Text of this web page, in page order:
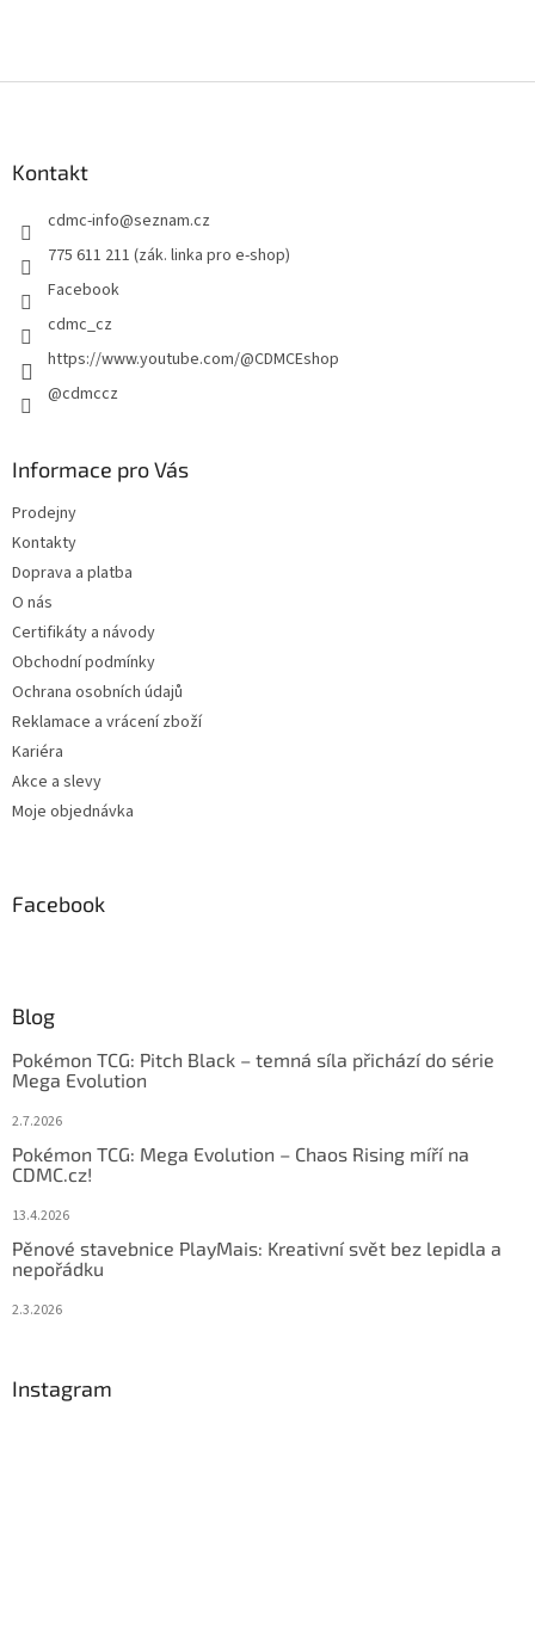
Kontakt
cdmc-info@seznam.cz
775 611 211 (zák. linka pro e-shop)
Facebook
cdmc_cz
https://www.youtube.com/@CDMCEshop
@cdmccz
Informace pro Vás
Prodejny
Kontakty
Doprava a platba
O nás
Certifikáty a návody
Obchodní podmínky
Ochrana osobních údajů
Reklamace a vrácení zboží
Kariéra
Akce a slevy
Moje objednávka
Facebook
Blog
Pokémon TCG: Pitch Black – temná síla přichází do série
Mega Evolution
2.7.2026
Pokémon TCG: Mega Evolution – Chaos Rising míří na
CDMC.cz!
13.4.2026
Pěnové stavebnice PlayMais: Kreativní svět bez lepidla a
nepořádku
2.3.2026
Instagram